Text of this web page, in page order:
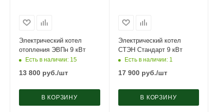
Электрический котел
отопления ЭВПн 9 кВт
Есть в наличии: 15
13 800 руб./шт
В КОРЗИНУ
Электрический котел
СТЭН Стандарт 9 кВт
Есть в наличии: 1
17 900руб./шт
В КОРЗИНУ